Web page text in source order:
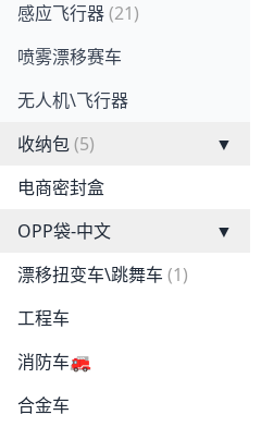
感应飞行器(21)
喷雾漂移赛车
无人机\飞行器
收纳包(5)
▼
电商密封盒
OPP袋-中文
▼
漂移扭变车\跳舞车 (1)
工程车
消防车🚒
合金车